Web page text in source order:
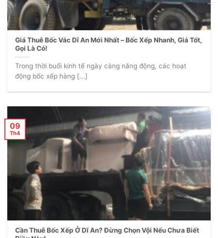
Giá Thuê Bốc Vác Dĩ An Mới Nhất – Bốc Xếp Nhanh, Giá Tốt,
Gọi Là Có!
Trong thời buổi kinh tế ngày càng năng động, các hoạt
động bốc xếp hàng [...]
Cần Thuê Bốc Xếp Ở Dĩ An? Đừng Chọn Vội Nếu Chưa Biết
09
Th4